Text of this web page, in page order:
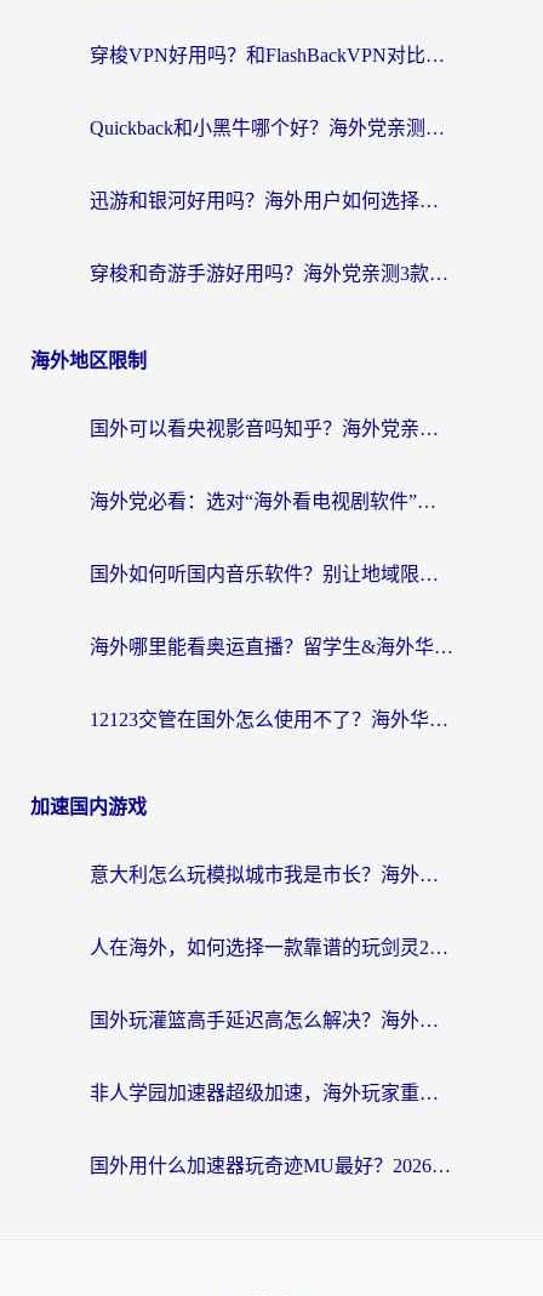
穿梭VPN好用吗？和FlashBackVPN对比哪个回国效果更好？
Quickback和小黑牛哪个好？海外党亲测指南，选对回国加速器秒回国内
迅游和银河好用吗？海外用户如何选择回国加速器实现无缝访问国内资源
穿梭和奇游手游好用吗？海外党亲测3款回国加速器，附蜜蜂加速器七天试用攻略
海外地区限制
国外可以看央视影音吗知乎？海外党亲测有效的回国加速方案
海外党必看：选对“海外看电视剧软件”，再也不用愁国内剧刷不了
国外如何听国内音乐软件？别让地域限制，断了你的中文歌单
海外哪里能看奥运直播？留学生&海外华人必看的体育赛事观赛终极指南
12123交管在国外怎么使用不了？海外华人必看的无缝访问国内资源指南
加速国内游戏
意大利怎么玩模拟城市我是市长？海外党国服游戏加速终极攻略（附三国3量子特攻解决办法）
人在海外，如何选择一款靠谱的玩剑灵2加速器？
国外玩灌篮高手延迟高怎么解决？海外玩家国服游戏加速终极指南
非人学园加速器超级加速，海外玩家重返国服的通行证
国外用什么加速器玩奇迹MU最好？2026海外玩家国服游戏加速全攻略